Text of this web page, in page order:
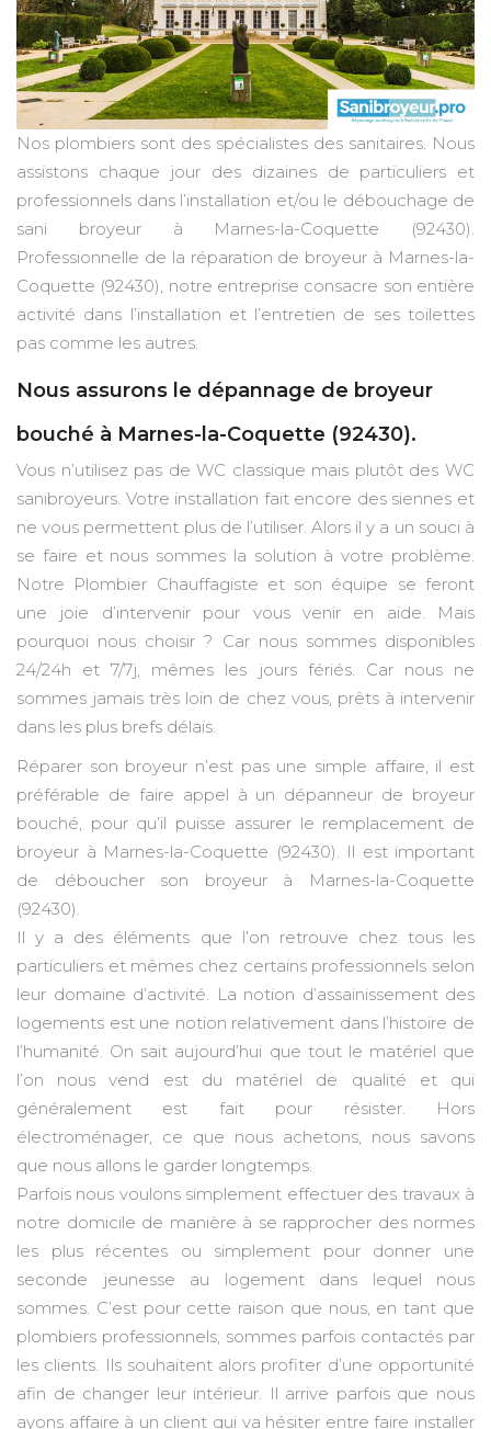
Nos plombiers sont des spécialistes des sanitaires. Nous
assistons chaque jour des dizaines de particuliers et
professionnels dans l’installation et/ou le débouchage de
sani broyeur à Marnes-la-Coquette (92430).
Professionnelle de la réparation de broyeur à Marnes-la-
Coquette (92430), notre entreprise consacre son entière
activité dans l’installation et l’entretien de ses toilettes
pas comme les autres.
Nous assurons le dépannage de broyeur
bouché à Marnes-la-Coquette (92430).
Vous n’utilisez pas de WC classique mais plutôt des WC
sanibroyeurs. Votre installation fait encore des siennes et
ne vous permettent plus de l’utiliser. Alors il y a un souci à
se faire et nous sommes la solution à votre problème.
Notre Plombier Chauffagiste et son équipe se feront
une joie d’intervenir pour vous venir en aide. Mais
pourquoi nous choisir ? Car nous sommes disponibles
24/24h et 7/7j, mêmes les jours fériés. Car nous ne
sommes jamais très loin de chez vous, prêts à intervenir
dans les plus brefs délais.
Réparer son broyeur n’est pas une simple affaire, il est
préférable de faire appel à un dépanneur de broyeur
bouché, pour qu’il puisse assurer le remplacement de
broyeur à Marnes-la-Coquette (92430). Il est important
de déboucher son broyeur à Marnes-la-Coquette
(92430).
Il y a des éléments que l’on retrouve chez tous les
particuliers et mêmes chez certains professionnels selon
leur domaine d’activité. La notion d’assainissement des
logements est une notion relativement dans l’histoire de
l’humanité. On sait aujourd’hui que tout le matériel que
l’on nous vend est du matériel de qualité et qui
généralement est fait pour résister. Hors
électroménager, ce que nous achetons, nous savons
que nous allons le garder longtemps.
Parfois nous voulons simplement effectuer des travaux à
notre domicile de manière à se rapprocher des normes
les plus récentes ou simplement pour donner une
seconde jeunesse au logement dans lequel nous
sommes. C’est pour cette raison que nous, en tant que
plombiers professionnels, sommes parfois contactés par
les clients. Ils souhaitent alors profiter d’une opportunité
afin de changer leur intérieur. Il arrive parfois que nous
ayons affaire à un client qui va hésiter entre faire installer